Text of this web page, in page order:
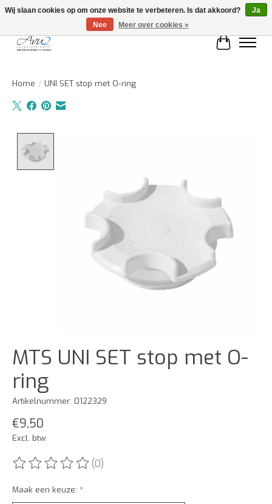
Home / UNI SET stop met O-ring
MTS UNI SET stop met O-
ring
Artikelnummer: 0122329
€9,50
Excl. btw
De beoordeling van dit product is
(0)
Maak een keuze: *
Wij slaan cookies op om onze website te verbeteren. Is dat akkoord?
Ja
Nee
Meer over cookies »